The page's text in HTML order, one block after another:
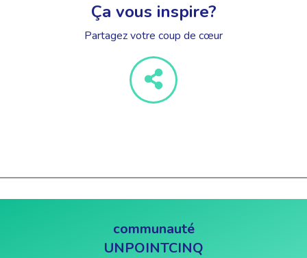
Ça vous inspire?
Partagez votre coup de cœur
communauté
UNPOINTCINQ